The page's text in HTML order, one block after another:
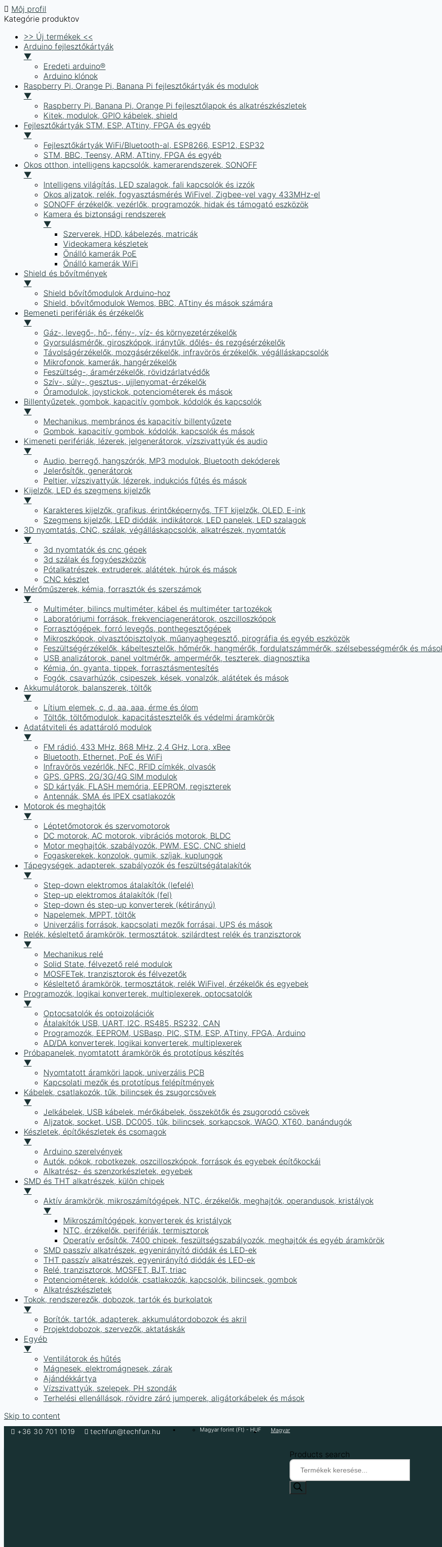
Môj profil
Kategórie produktov
>> Új termékek <<
Arduino fejlesztőkártyák
▼
Eredeti arduino®
Arduino klónok
Raspberry Pi, Orange Pi, Banana Pi fejlesztőkártyák és modulok
▼
Raspberry Pi, Banana Pi, Orange Pi fejlesztőlapok és alkatrészkészletek
Kitek, modulok, GPIO kábelek, shield
Fejlesztőkártyák STM, ESP, ATtiny, FPGA és egyéb
▼
Fejlesztőkártyák WiFi/Bluetooth-al, ESP8266, ESP12, ESP32
STM, BBC, Teensy, ARM, ATtiny, FPGA és egyéb
Okos otthon, intelligens kapcsolók, kamerarendszerek, SONOFF
▼
Intelligens világítás, LED szalagok, fali kapcsolók és izzók
Okos aljzatok, relék, fogyasztásmérés WiFivel, Zigbee-vel vagy 433MHz-el
SONOFF érzékelők, vezérlők, programozók, hidak és támogató eszközök
Kamera és biztonsági rendszerek
▼
Szerverek, HDD, kábelezés, matricák
Videokamera készletek
Önálló kamerák PoE
Önálló kamerák WiFi
Shield és bővítmények
▼
Shield bővítőmodulok Arduino-hoz
Shield, bővítőmodulok Wemos, BBC, ATtiny és mások számára
Bemeneti perifériák és érzékelők
▼
Gáz-, levegő-, hő-, fény-, víz- és környezetérzékelők
Gyorsulásmérők, giroszkópok, iránytűk, dőlés- és rezgésérzékelők
Távolságérzékelők, mozgásérzékelők, infravörös érzékelők, végálláskapcsolók
Mikrofonok, kamerák, hangérzékelők
Feszültség-, áramérzékelők, rövidzárlatvédők
Szív-, súly-, gesztus-, ujjlenyomat-érzékelők
Óramodulok, joystickok, potenciométerek és mások
Billentyűzetek, gombok, kapacitív gombok, kódolók és kapcsolók
▼
Mechanikus, membrános és kapacitív billentyűzete
Gombok, kapacitív gombok, kódolók, kapcsolók és mások
Kimeneti perifériák, lézerek, jelgenerátorok, vízszivattyúk és audio
▼
Audio, berregő, hangszórók, MP3 modulok, Bluetooth dekóderek
Jelerősítők, generátorok
Peltier, vízszivattyúk, lézerek, indukciós fűtés és mások
Kijelzők, LED és szegmens kijelzők
▼
Karakteres kijelzők, grafikus, érintőképernyős, TFT kijelzők, OLED, E-ink
Szegmens kijelzők, LED diódák, indikátorok, LED panelek, LED szalagok
3D nyomtatás, CNC, szálak, végálláskapcsolók, alkatrészek, nyomtatók
▼
3d nyomtatók és cnc gépek
3d szálak és fogyóeszközök
Pótalkatrészek, extruderek, alátétek, húrok és mások
CNC készlet
Mérőműszerek, kémia, forrasztók és szerszámok
▼
Multiméter, bilincs multiméter, kábel és multiméter tartozékok
Laboratóriumi források, frekvenciagenerátorok, oszcilloszkópok
Forrasztógépek, forró levegős, ponthegesztőgépek
Mikroszkópok, olvasztópisztolyok, műanyaghegesztő, pirográfia és egyéb eszközök
Feszültségérzékelők, kábeltesztelők, hőmérők, hangmérők, fordulatszámmérők, szélsebességmérők és
USB analizátorok, panel voltmérők, ampermérők, teszterek, diagnosztika
Kémia, ón, gyanta, tippek, forrasztásmentesítés
Fogók, csavarhúzók, csipeszek, kések, vonalzók, alátétek és mások
Akkumulátorok, balanszerek, töltők
▼
Lítium elemek, c, d, aa, aaa, érme és ólom
Töltők, töltőmodulok, kapacitástesztelők és védelmi áramkörök
Adatátviteli és adattároló modulok
▼
FM rádió, 433 MHz, 868 MHz, 2,4 GHz, Lora, xBee
Bluetooth, Ethernet, PoE és WiFi
Infravörös vezérlők, NFC, RFID címkék, olvasók
GPS, GPRS, 2G/3G/4G SIM modulok
SD kártyák, FLASH memória, EEPROM, regiszterek
Antennák, SMA és IPEX csatlakozók
Motorok és meghajtók
▼
Léptetőmotorok és szervomotorok
DC motorok, AC motorok, vibrációs motorok, BLDC
Motor meghajtók, szabályozók, PWM, ESC, CNC shield
Fogaskerekek, konzolok, gumik, szíjak, kuplungok
Tápegységek, adapterek, szabályozók és feszültségátalakítók
▼
Step-down elektromos átalakítók (lefelé)
Step-up elektromos átalakítók (fel)
Step-down és step-up konverterek (kétirányú)
Napelemek, MPPT, töltők
Univerzális források, kapcsolati mezők forrásai, UPS és mások
Relék, késleltető áramkörök, termosztátok, szilárdtest relék és tranzisztorok
▼
Mechanikus relé
Solid State, félvezető relé modulok
MOSFETek, tranzisztorok és félvezetők
Késleltető áramkörök, termosztátok, relék WiFivel, érzékelők és egyebek
Programozók, logikai konverterek, multiplexerek, optocsatolók
▼
Optocsatolók és optoizolációk
Átalakítók USB, UART, I2C, RS485, RS232, CAN
Programozók, EEPROM, USBasp, PIC, STM, ESP, ATtiny, FPGA, Arduino
AD/DA konverterek, logikai konverterek, multiplexerek
Próbapanelek, nyomtatott áramkörök és prototípus készítés
▼
Nyomtatott áramköri lapok, univerzális PCB
Kapcsolati mezők és prototípus felépítmények
Kábelek, csatlakozók, tűk, bilincsek és zsugorcsövek
▼
Jelkábelek, USB kábelek, mérőkábelek, összekötők és zsugorodó csövek
Aljzatok, socket, USB, DC005, tűk, bilincsek, sorkapcsok, WAGO, XT60, banándugók
Készletek, építőkészletek és csomagok
▼
Arduino szerelvények
Autók, pókok, robotkezek, oszcilloszkópok, források és egyebek építőkockái
Alkatrész- és szenzorkészletek, egyebek
SMD és THT alkatrészek, külön chipek
▼
Aktív áramkörök, mikroszámítógépek, NTC, érzékelők, meghajtók, operandusok, kristályok
▼
Mikroszámítógépek, konverterek és kristályok
NTC, érzékelők, perifériák, termisztorok
Operatív erősítők, 7400 chipek, feszültségszabályozók, meghajtók és egyéb áramkörök
SMD passzív alkatrészek, egyenirányító diódák és LED-ek
THT passzív alkatrészek, egyenirányító diódák és LED-ek
Relé, tranzisztorok, MOSFET, BJT, triac
Potenciométerek, kódolók, csatlakozók, kapcsolók, bilincsek, gombok
Alkatrészkészletek
Tokok, rendszerezők, dobozok, tartók és burkolatok
▼
Borítók, tartók, adapterek, akkumulátordobozok és akril
Projektdobozok, szervezők, aktatáskák
Egyéb
▼
Ventilátorok és hűtés
Mágnesek, elektromágnesek, zárak
Ajándékkártya
Vízszivattyúk, szelepek, PH szondák
Terhelési ellenállások, rövidre záró jumperek, aligátorkábelek és mások
Skip to content
+36 30 701 1019 techfun@techfun.hu Magyar forint (Ft) - HUF Magyar
Products search